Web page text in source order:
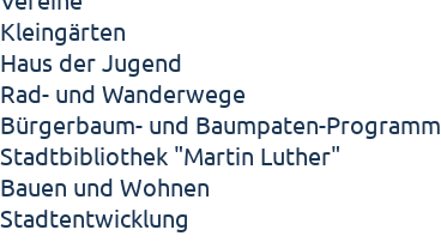
Kleingärten
Haus der Jugend
Rad- und Wanderwege
Bürgerbaum- und Baumpaten-Programm
Stadtbibliothek "Martin Luther"
Bauen und Wohnen
Stadtentwicklung